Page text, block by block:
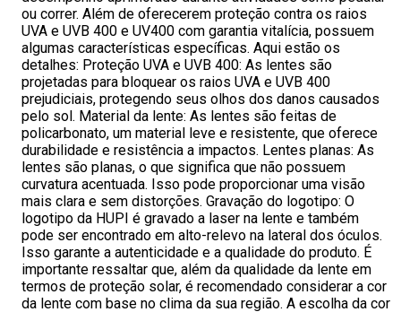
ou correr. Além de oferecerem proteção contra os raios
UVA e UVB 400 e UV400 com garantia vitalícia, possuem
algumas características específicas. Aqui estão os
detalhes: Proteção UVA e UVB 400: As lentes são
projetadas para bloquear os raios UVA e UVB 400
prejudiciais, protegendo seus olhos dos danos causados
pelo sol. Material da lente: As lentes são feitas de
policarbonato, um material leve e resistente, que oferece
durabilidade e resistência a impactos. Lentes planas: As
lentes são planas, o que significa que não possuem
curvatura acentuada. Isso pode proporcionar uma visão
mais clara e sem distorções. Gravação do logotipo: O
logotipo da HUPI é gravado a laser na lente e também
pode ser encontrado em alto-relevo na lateral dos óculos.
Isso garante a autenticidade e a qualidade do produto. É
importante ressaltar que, além da qualidade da lente em
termos de proteção solar, é recomendado considerar a cor
da lente com base no clima da sua região. A escolha da cor